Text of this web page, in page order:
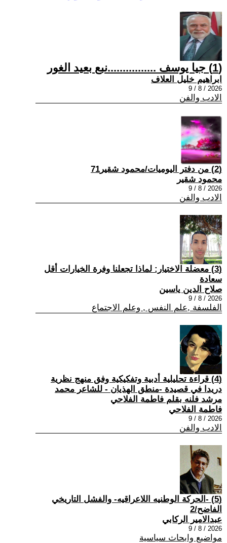
(1) جيا يوسف ................نبع بعيد الغور
ابراهيم خليل العلاف
2026 / 8 / 9
الادب والفن
(2) من دفتر اليوميات/محمود شقير71
محمود شقير
2026 / 8 / 9
الادب والفن
(3) معضلة الاختيار: لماذا تجعلنا وفرة الخيارات أقل
سعادة
صلاح الدين ياسين
2026 / 8 / 9
الفلسفة ,علم النفس , وعلم الاجتماع
(4) قراءة تحليلية أدبية وتفكيكية وفق منهج نظرية
دريدا في قصيدة -منطق الهذيان - للشاعر محمد
مرشد فلنه بقلم فاطمة الفلاحي
فاطمة الفلاحي
2026 / 8 / 9
الادب والفن
(5) -الحركة الوطنيه اللاعراقيه- والفشل التاريخي
الفاضح/2
عبدالامير الركابي
2026 / 8 / 9
مواضيع وابحاث سياسية